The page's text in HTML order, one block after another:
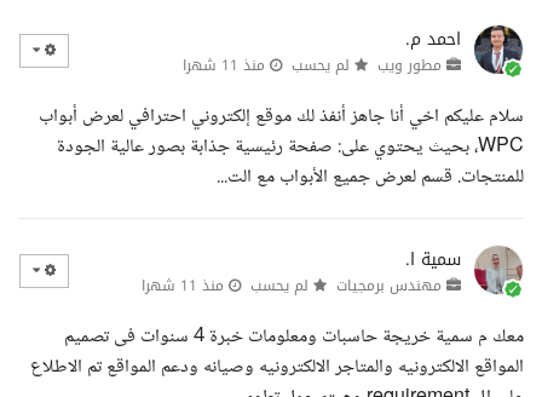
احمد م.
مطور ويب لم يحسب منذ 11 شهرا
سلام عليكم اخي أنا جاهز أنفذ لك موقع إلكتروني احترافي لعرض أبواب
WPC، بحيث يحتوي على: صفحة رئيسية جذابة بصور عالية الجودة
للمنتجات. قسم لعرض جميع الأبواب مع الت...
سمية ا.
مهندس برمجيات لم يحسب منذ 11 شهرا
معك م سمية خريجة حاسبات ومعلومات خبرة 4 سنوات فى تصميم
المواقع الالكترونيه والمتاجر الالكترونيه وصيانه ودعم المواقع تم الاطلاع